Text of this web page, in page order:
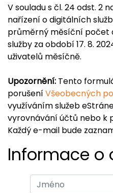
V souladu s čl. 24 odst. 2
nařízení o digitálních
průměrný měsíční počet
služby za období 17. 8.
uživatelů měsíčně.
Upozornění: Tento
porušeníVšeobecných
využíváním služeb
vyrovnávání účtů nebo k
Každý e-mail bude
Informace o